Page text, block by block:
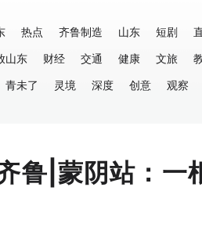
热点 齐鲁制造 山东 短剧
山东 财经 交通 健康 文旅
青未了 灵境 深度 创意 观察
鲁|蒙阴站：一